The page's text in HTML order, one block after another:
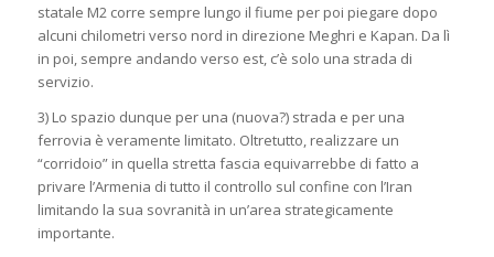
statale M2 corre sempre lungo il fiume per poi piegare dopo
alcuni chilometri verso nord in direzione Meghri e Kapan. Da lì
in poi, sempre andando verso est, c’è solo una strada di
servizio.
3) Lo spazio dunque per una (nuova?) strada e per una
ferrovia è veramente limitato. Oltretutto, realizzare un
“corridoio” in quella stretta fascia equivarrebbe di fatto a
privare l’Armenia di tutto il controllo sul confine con l’Iran
limitando la sua sovranità in un’area strategicamente
importante.